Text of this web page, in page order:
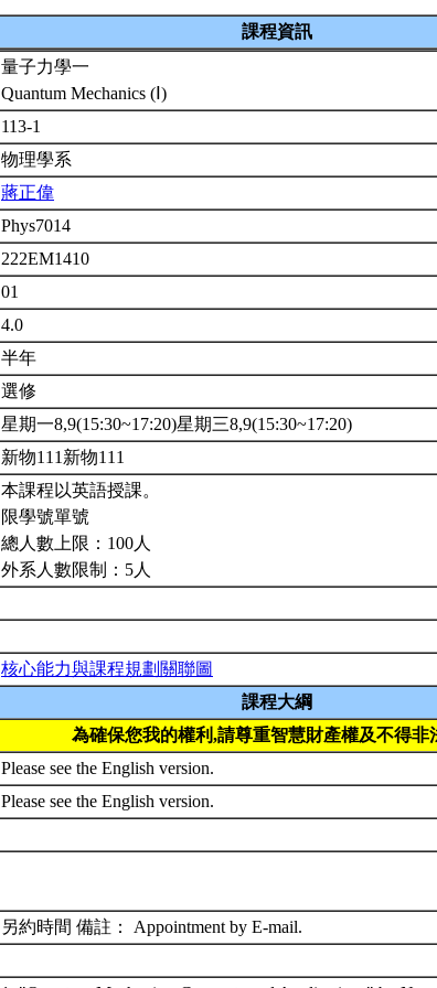
課程資訊
量子力學一
Quantum Mechanics (Ⅰ)
113-1
物理學系
蔣正偉
Phys7014
222EM1410
01
4.0
半年
選修
星期一8,9(15:30~17:20)星期三8,9(15:30~17:20)
新物111新物111
本課程以英語授課。
限學號單號
總人數上限：100人
外系人數限制：5人
核心能力與課程規劃關聯圖
課程大綱
為確保您我的權利,請尊重智慧財產權及不得非
Please see the English version.
Please see the English version.
另約時間 備註： Appointment by E-mail.